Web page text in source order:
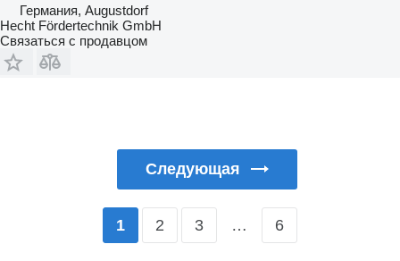
Германия, Augustdorf
Hecht Fördertechnik GmbH
Связаться с продавцом
Следующая
1 2 3 … 6